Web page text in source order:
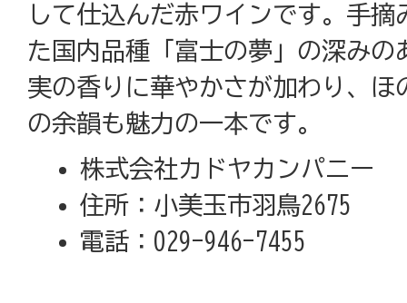
して仕込んだ赤ワインです。手摘
た国内品種「富士の夢」の深みの
実の香りに華やかさが加わり、ほ
の余韻も魅力の一本です。
株式会社カドヤカンパニー
住所：小美玉市羽鳥2675
電話：029-946-7455